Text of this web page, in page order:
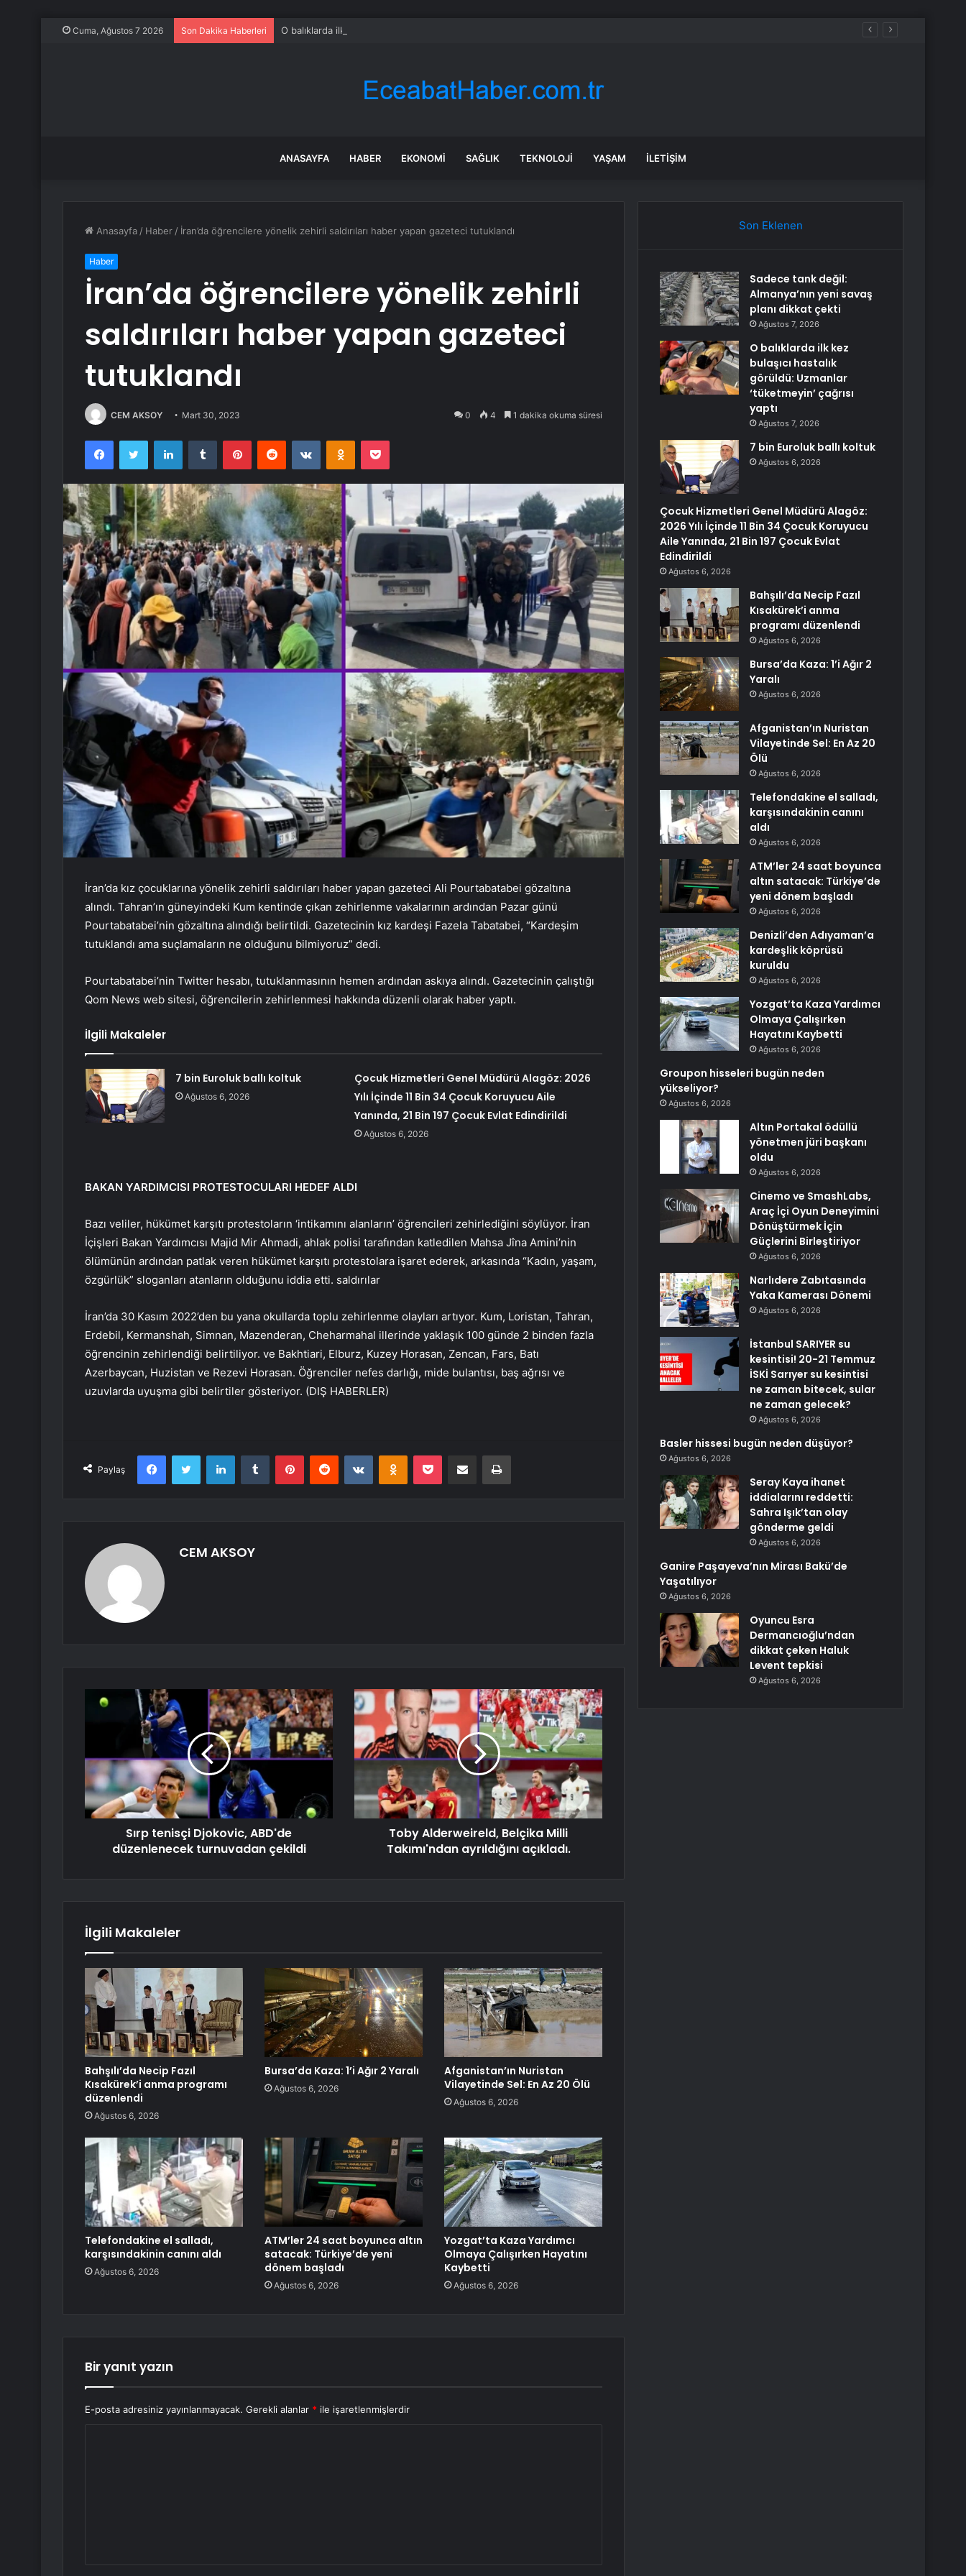
Cuma, Ağustos 7 2026 Son Dakika Haberleri O balıklarda ilk kez bulaşıcı hastalık görüldü: Uzmanlar ‘tüketmeyin’ çağrısı yaptı
ANASAYFA HABER EKONOMI SAĞLIK TEKNOLOJI YAŞAM İLETIŞIM
Anasayfa / Haber / İran’da öğrencilere yönelik zehirli saldırıları haber yapan gazeteci tutuklandı
Haber
İran’da öğrencilere yönelik zehirli
saldırıları haber yapan gazeteci
tutuklandı
CEM AKSOY Mart 30, 2023 0 4 1 dakika okuma süresi
FacebookTwitter LinkedInTumblr PinterestReddit VKontakteOdnoklassniki
Pocket
İran’da kız çocuklarına yönelik zehirli saldırıları haber yapan gazeteci Ali Pourtabatabei gözaltına
alındı. Tahran’ın güneyindeki Kum kentinde çıkan zehirlenme vakalarının ardından Pazar günü
Pourtabatabei’nin gözaltına alındığı belirtildi. Gazetecinin kız kardeşi Fazela Tabatabei, “Kardeşim
tutuklandı ama suçlamaların ne olduğunu bilmiyoruz” dedi.
Pourtabatabei’nin Twitter hesabı, tutuklanmasının hemen ardından askıya alındı. Gazetecinin çalıştığı
Qom News web sitesi, öğrencilerin zehirlenmesi hakkında düzenli olarak haber yaptı.
İlgili Makaleler
7 bin Euroluk ballı koltuk
Ağustos 6, 2026
Çocuk Hizmetleri Genel Müdürü Alagöz: 2026
Yılı İçinde 11 Bin 34 Çocuk Koruyucu Aile
Yanında, 21 Bin 197 Çocuk Evlat Edindirildi
Ağustos 6, 2026
BAKAN YARDIMCISI PROTESTOCULARI HEDEF ALDI
Bazı veliler, hükümet karşıtı protestoların ‘intikamını alanların’ öğrencileri zehirlediğini söylüyor. İran
İçişleri Bakan Yardımcısı Majid Mir Ahmadi, ahlak polisi tarafından katledilen Mahsa Jîna Amini’nin
ölümünün ardından patlak veren hükümet karşıtı protestolara işaret ederek, arkasında “Kadın, yaşam,
özgürlük” sloganları atanların olduğunu iddia etti. saldırılar
İran’da 30 Kasım 2022’den bu yana okullarda toplu zehirlenme olayları artıyor. Kum, Loristan, Tahran,
Erdebil, Kermanshah, Simnan, Mazenderan, Cheharmahal illerinde yaklaşık 100 günde 2 binden fazla
öğrencinin zehirlendiği belirtiliyor. ve Bakhtiari, Elburz, Kuzey Horasan, Zencan, Fars, Batı
Azerbaycan, Huzistan ve Rezevi Horasan. Öğrenciler nefes darlığı, mide bulantısı, baş ağrısı ve
uzuvlarda uyuşma gibi belirtiler gösteriyor. (DIŞ HABERLER)
Paylaş
FacebookTwitter LinkedInTumblr PinterestReddit VKontakteOdnoklassniki
Pocket E-Posta ile paylaş Yazdır
CEM AKSOY
Sırp tenisçi Djokovic, ABD'de
düzenlenecek turnuvadan çekildi
Toby Alderweireld, Belçika Milli
Takımı'ndan ayrıldığını açıkladı.
İlgili Makaleler
Bahşılı’da Necip Fazıl
Kısakürek’i anma programı
düzenlendi
Ağustos 6, 2026
Bursa’da Kaza: 1’i Ağır 2 Yaralı
Ağustos 6, 2026
Afganistan’ın Nuristan
Vilayetinde Sel: En Az 20 Ölü
Ağustos 6, 2026
Telefondakine el salladı,
karşısındakinin canını aldı
Ağustos 6, 2026
ATM’ler 24 saat boyunca altın
satacak: Türkiye’de yeni
dönem başladı
Ağustos 6, 2026
Yozgat’ta Kaza Yardımcı
Olmaya Çalışırken Hayatını
Kaybetti
Ağustos 6, 2026
Bir yanıt yazın
E-posta adresiniz yayınlanmayacak. Gerekli alanlar * ile işaretlenmişlerdir
Son Eklenen
Sadece tank değil:
Almanya’nın yeni savaş
planı dikkat çekti
Ağustos 7, 2026
O balıklarda ilk kez
bulaşıcı hastalık
görüldü: Uzmanlar
‘tüketmeyin’ çağrısı
yaptı
Ağustos 7, 2026
7 bin Euroluk ballı koltuk
Ağustos 6, 2026
Çocuk Hizmetleri Genel Müdürü Alagöz:
2026 Yılı İçinde 11 Bin 34 Çocuk Koruyucu
Aile Yanında, 21 Bin 197 Çocuk Evlat
Edindirildi
Ağustos 6, 2026
Bahşılı’da Necip Fazıl
Kısakürek’i anma
programı düzenlendi
Ağustos 6, 2026
Bursa’da Kaza: 1’i Ağır 2
Yaralı
Ağustos 6, 2026
Afganistan’ın Nuristan
Vilayetinde Sel: En Az 20
Ölü
Ağustos 6, 2026
Telefondakine el salladı,
karşısındakinin canını
aldı
Ağustos 6, 2026
ATM’ler 24 saat boyunca
altın satacak: Türkiye’de
yeni dönem başladı
Ağustos 6, 2026
Denizli’den Adıyaman’a
kardeşlik köprüsü
kuruldu
Ağustos 6, 2026
Yozgat’ta Kaza Yardımcı
Olmaya Çalışırken
Hayatını Kaybetti
Ağustos 6, 2026
Groupon hisseleri bugün neden
yükseliyor?
Ağustos 6, 2026
Altın Portakal ödüllü
yönetmen jüri başkanı
oldu
Ağustos 6, 2026
Cinemo ve SmashLabs,
Araç İçi Oyun Deneyimini
Dönüştürmek İçin
Güçlerini Birleştiriyor
Ağustos 6, 2026
Narlıdere Zabıtasında
Yaka Kamerası Dönemi
Ağustos 6, 2026
İstanbul SARIYER su
kesintisi! 20-21 Temmuz
İSKİ Sarıyer su kesintisi
ne zaman bitecek, sular
ne zaman gelecek?
Ağustos 6, 2026
Basler hissesi bugün neden düşüyor?
Ağustos 6, 2026
Seray Kaya ihanet
iddialarını reddetti:
Sahra Işık’tan olay
gönderme geldi
Ağustos 6, 2026
Ganire Paşayeva’nın Mirası Bakü’de
Yaşatılıyor
Ağustos 6, 2026
Oyuncu Esra
Dermancıoğlu’ndan
dikkat çeken Haluk
Levent tepkisi
Ağustos 6, 2026